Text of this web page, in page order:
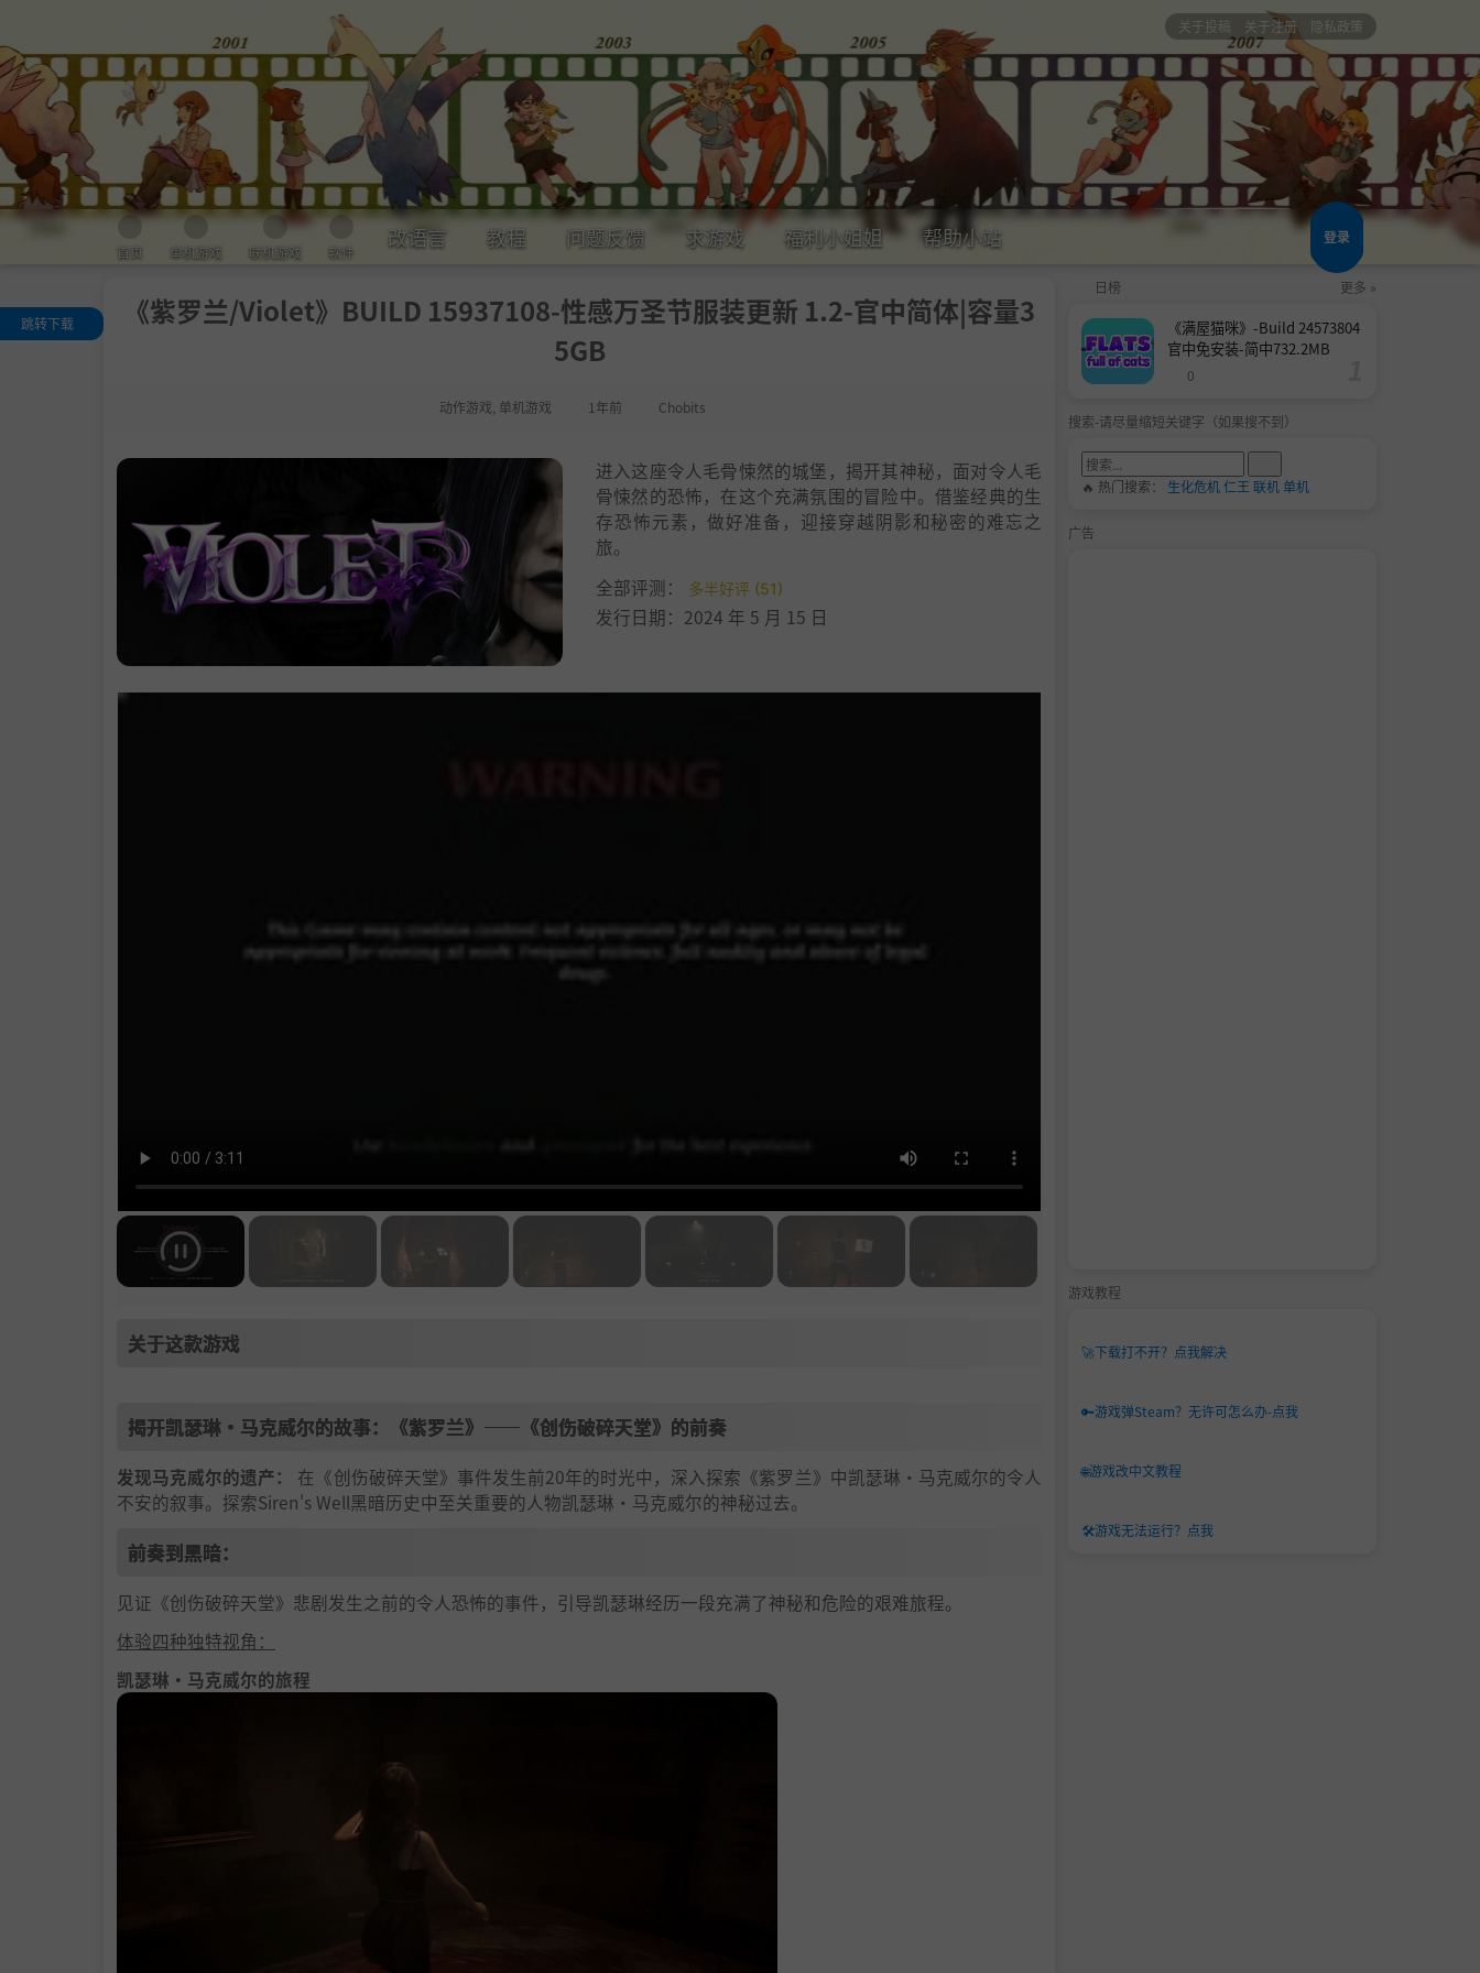
关于投稿 关于注册 隐私政策
首页 单机游戏 联机游戏 软件
改语言 教程 问题反馈 求游戏 福利小姐姐 帮助小站 登录
《紫罗兰/Violet》BUILD 15937108-性感万圣节服装更新 1.2-官中简体|容量3
5GB
动作游戏 单机游戏 1年前 Chobits
跳转下载
进入这座令人毛骨悚然的城堡，揭开其神秘，面对令人毛
骨悚然的恐怖，在这个充满氛围的冒险中。借鉴经典的生
存恐怖元素，做好准备，迎接穿越阴影和秘密的难忘之
旅。
全部评测：
多半好评 (51)
发行日期：2024 年 5 月 15 日
关于这款游戏
揭开凯瑟琳·马克威尔的故事：《紫罗兰》——《创伤破碎天堂》的前奏
发现马克威尔的遗产：
在《创伤破碎天堂》事件发生前20年的时光中，深入探索《紫罗兰》中凯瑟琳·马克威尔的令人
不安的叙事。探索Siren's Well黑暗历史中至关重要的人物凯瑟琳·马克威尔的神秘过去。
前奏到黑暗：
见证《创伤破碎天堂》悲剧发生之前的令人恐怖的事件，引导凯瑟琳经历一段充满了神秘和危险的艰难旅程。
体验四种独特视角：
凯瑟琳·马克威尔的旅程
日榜 更多 »
《满屋猫咪》-Build 24573804
官中免安装-简中732.2MB
0
搜索-请尽量缩短关键字（如果搜不到）
🔥 热门搜索： 生化危机仁王 联机单机
广告
游戏教程
🚀下载打不开？点我解决
🔑游戏弹Steam？无许可怎么办-点我
🌐游戏改中文教程
🛠️游戏无法运行？点我